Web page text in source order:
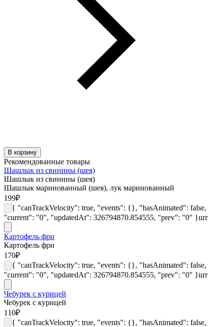
В корзину
Рекомендованные товары
Шашлык из свинины (шея)
Шашлык из свинины (шея)
Шашлык маринованный (шея), лук маринованный
199₽
{ "canTrackVelocity": true, "events": {}, "hasAnimated": false,
"current": "0", "updatedAt": 326794870.854555, "prev": "0" }шт
Картофель фри
Картофель фри
170₽
{ "canTrackVelocity": true, "events": {}, "hasAnimated": false,
"current": "0", "updatedAt": 326794870.854555, "prev": "0" }шт
Чебурек с курицей
Чебурек с курицей
110₽
{ "canTrackVelocity": true, "events": {}, "hasAnimated": false,